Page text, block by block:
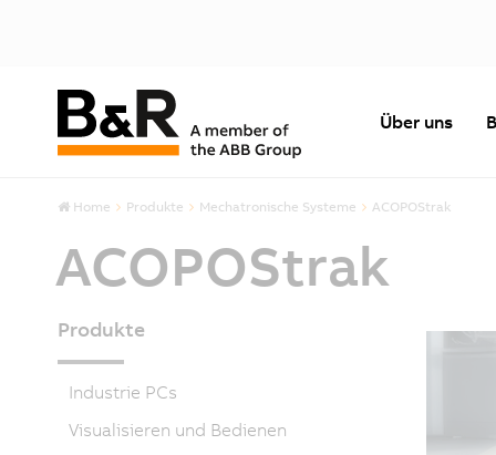
Über uns
Home Produkte Mechatronische Systeme ACOPOStrak
ACOPOStrak
Produkte
Industrie PCs
Visualisieren und Bedienen